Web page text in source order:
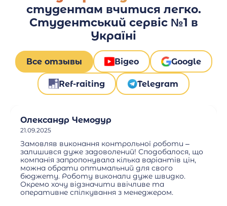
студентам вчитися легко.
Студентський сервіс №1 в
Україні
Все отзывы Відео Google
Ref-raiting Telegram
Олександр Чемодур
21.09.2025
Замовляв виконання контрольної роботи –
залишився дуже задоволений! Сподобалося, що
компанія запропонувала кілька варіантів цін,
можна обрати оптимальний для свого
бюджету. Роботу виконали дуже швидко.
Окремо хочу відзначити ввічливе та
оперативне спілкування з менеджером.